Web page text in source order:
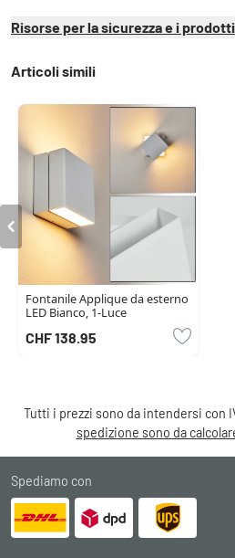
Risorse per la sicurezza e i prodotti
Articoli simili
Fontanile Applique da esterno
LED Bianco, 1-Luce
CHF 138.95
Tutti i prezzi sono da intendersi con
spedizione sono da
Spediamo con